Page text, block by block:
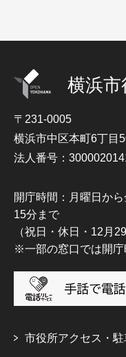
横浜市
〒231-0005
横浜市中区本町6丁目
法人番号：
開庁時間：月曜日か
15分まで
（祝日・休日・12月
※一部の窓口では開庁
市役所アクセス・